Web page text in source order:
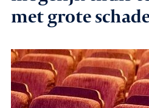
Lid worden
met grote